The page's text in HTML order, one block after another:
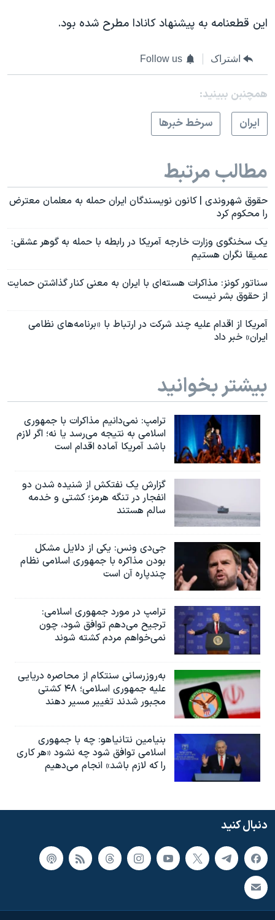
این قطعنامه به پیشنهاد کانادا مطرح شده بود.
اشتراک Follow us
همچنبن ببینید:
ايران
سرخط خبرها
مطالب مرتبط
حقوق شهروندی | کانون نویسندگان ایران حمله به معلمان معترض
را محکوم کرد
یک سخنگوی وزارت خارجه آمریکا در رابطه با حمله به گوهر عشقی:
عمیقا نگران هستیم
سناتور کونز: مذاکرات هسته‌ای با ایران به معنی کنار گذاشتن حمایت
از حقوق بشر نیست
آمریکا از اقدام علیه چند شرکت در ارتباط با «برنامه‌های نظامی
ایران» خبر داد
بیشتر بخوانید
ترامپ: نمی‌دانیم مذاکرات با جمهوری
اسلامی به نتیجه می‌رسد یا نه؛ اگر لازم
باشد آمریکا آماده اقدام است
گزارش یک نفتکش از شنیده شدن دو
انفجار در تنگه هرمز؛ کشتی و خدمه
سالم هستند
جی‌دی ونس: یکی از دلایل مشکل
بودن مذاکره با جمهوری اسلامی نظام
چندپاره آن است
ترامپ در مورد جمهوری اسلامی:
ترجیح می‌دهم توافق شود، چون
نمی‌خواهم مردم کشته شوند
به‌روزرسانی سنتکام از محاصره دریایی
علیه جمهوری اسلامی؛ ۴۸ کشتی
مجبور شدند تغییر مسیر دهند
بنیامین نتانیاهو: چه با جمهوری
اسلامی توافق شود چه نشود «هر کاری
را که لازم باشد» انجام می‌دهیم
دنبال کنید